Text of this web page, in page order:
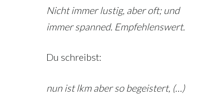
Nicht immer lustig, aber oft; und
immer spanned. Empfehlenswert.
Du schreibst:
nun ist lkm aber so begeistert, (…)